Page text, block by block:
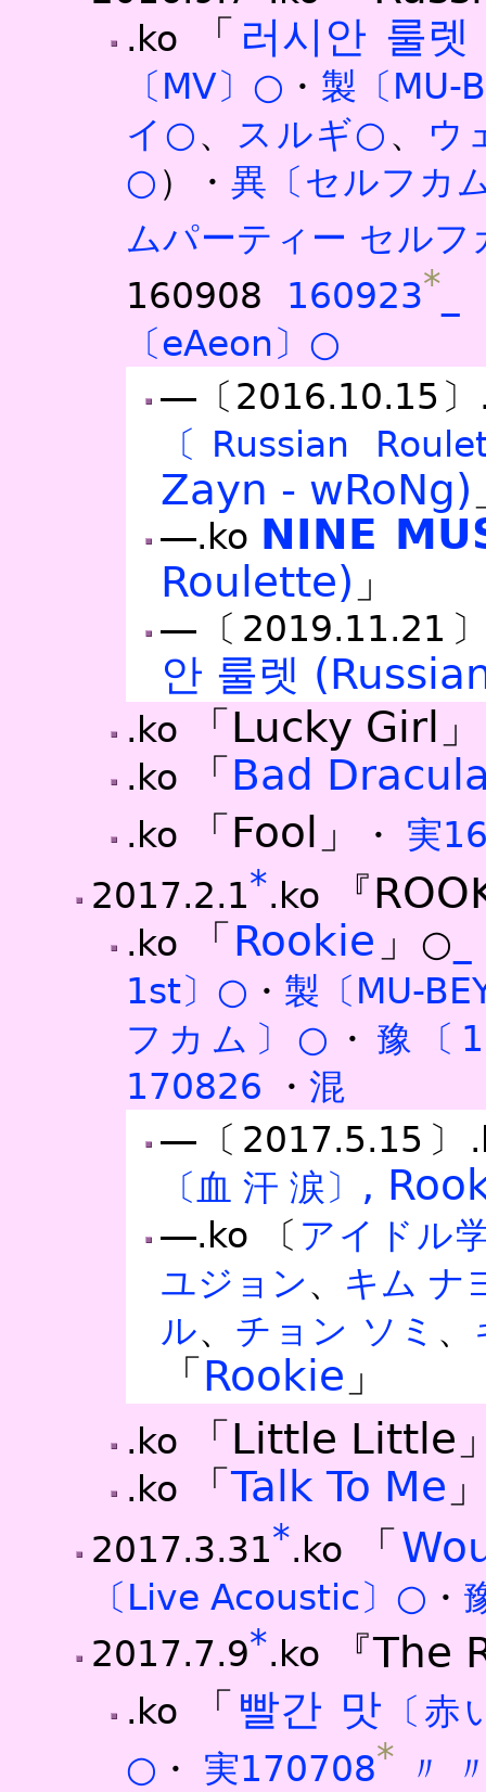
.ko 「 러시안 룰
〔MV〕○ ・ 製〔MU-
イ○、 スルギ○ 、
ウ
○ ）・異〔セルフカ
ムパーティー セル
160908
160923*
〔eAeon〕○
―〔2016.10.15
〔Russian
Zayn - wRoNg)
―.ko NINE
Roulette) 」
―〔2019.11.21
안 룰렛
.ko 「Lucky Girl」
.ko
「 Bad
.ko 「Fool」 ・ 実
2017.2.1*.ko 『
.ko 「 Rookie 」 ○
1st〕○ ・ 製〔MU-
フカム〕○ ・ 豫〔
170826
・ 混
―〔2017.5.15
〔血 汗 涙〕
,
―.ko 〔 アイドル
ユジョン、 キム ナ
ル、 チョン ソミ 、
「 Rookie 」
.ko 「Little Little
.ko 「Talk To Me
2017.3.31*.ko 「
〔Live Acoustic〕○ ・
2017.7.9*.ko 『The
.ko 「 빨간 맛 〔赤
○ ・ 実170708* 〃